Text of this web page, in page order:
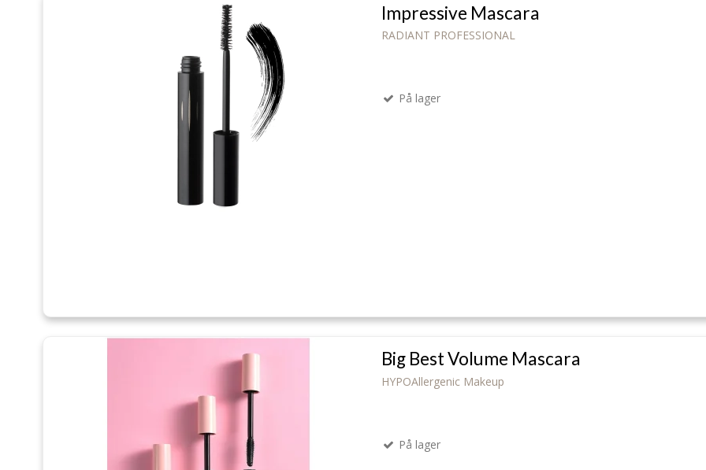
Impressive Mascara
RADIANT PROFESSIONAL
På lager
Big Best Volume Mascara
HYPOAllergenic Makeup
På lager